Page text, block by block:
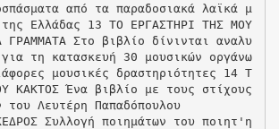
από τα παραδοσιακά λαϊκά μ
Ελλάδας 13 ΤΟ ΕΡΓΑΣΤΗΡΙ ΤΗΣ ΜΟΥ
ΓΡΑΜΜΑΤΑ Στο βιβλίο δίνινται αναλυ
τη κατασκευή 30 μουσικών οργάνω
μουσικές δραστηριότητες 14 Τ
ΚΑΚΤΟΣ Ένα βιβλίο με τους στίχους
του Λευτέρη Παπαδόπουλου
Συλλογή ποιημάτων του ποιητ'η